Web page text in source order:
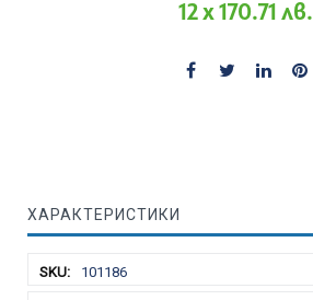
12 x 170.71 лв.
ХАРАКТЕРИСТИКИ
101186